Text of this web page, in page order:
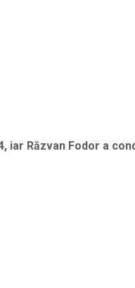
iar Răzvan Fodor a